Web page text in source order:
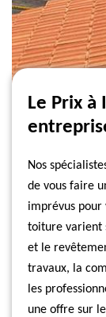
Le Prix
Nos
de vous faire
imprévus pour
toiture varient
et le
travaux, la
les
une offre sur